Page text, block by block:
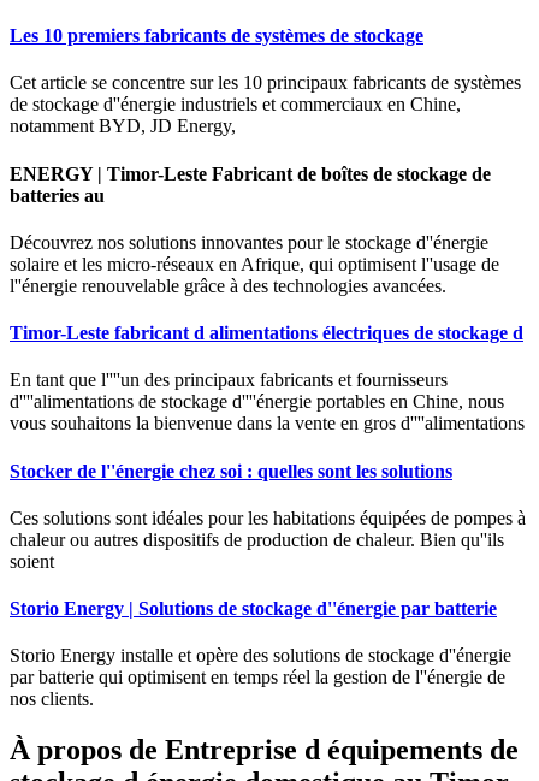
Les 10 premiers fabricants de systèmes de stockage
Cet article se concentre sur les 10 principaux fabricants de systèmes
de stockage d''énergie industriels et commerciaux en Chine,
notamment BYD, JD Energy,
ENERGY | Timor-Leste Fabricant de boîtes de stockage de
batteries au
Découvrez nos solutions innovantes pour le stockage d''énergie
solaire et les micro-réseaux en Afrique, qui optimisent l''usage de
l''énergie renouvelable grâce à des technologies avancées.
Timor-Leste fabricant d alimentations électriques de stockage d
En tant que l''''un des principaux fabricants et fournisseurs
d''''alimentations de stockage d''''énergie portables en Chine, nous
vous souhaitons la bienvenue dans la vente en gros d''''alimentations
Stocker de l''énergie chez soi : quelles sont les solutions
Ces solutions sont idéales pour les habitations équipées de pompes à
chaleur ou autres dispositifs de production de chaleur. Bien qu''ils
soient
Storio Energy | Solutions de stockage d''énergie par batterie
Storio Energy installe et opère des solutions de stockage d''énergie
par batterie qui optimisent en temps réel la gestion de l''énergie de
nos clients.
À propos de Entreprise d équipements de